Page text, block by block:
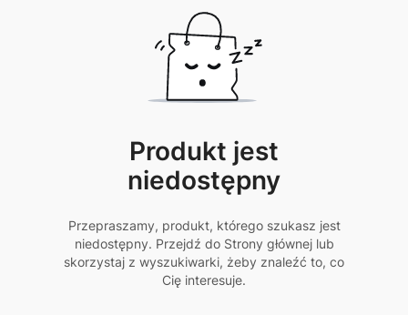
Produkt jest
niedostępny
Przepraszamy, produkt, którego szukasz jest
niedostępny. Przejdź do Strony głównej lub
skorzystaj z wyszukiwarki, żeby znaleźć to, co
Cię interesuje.